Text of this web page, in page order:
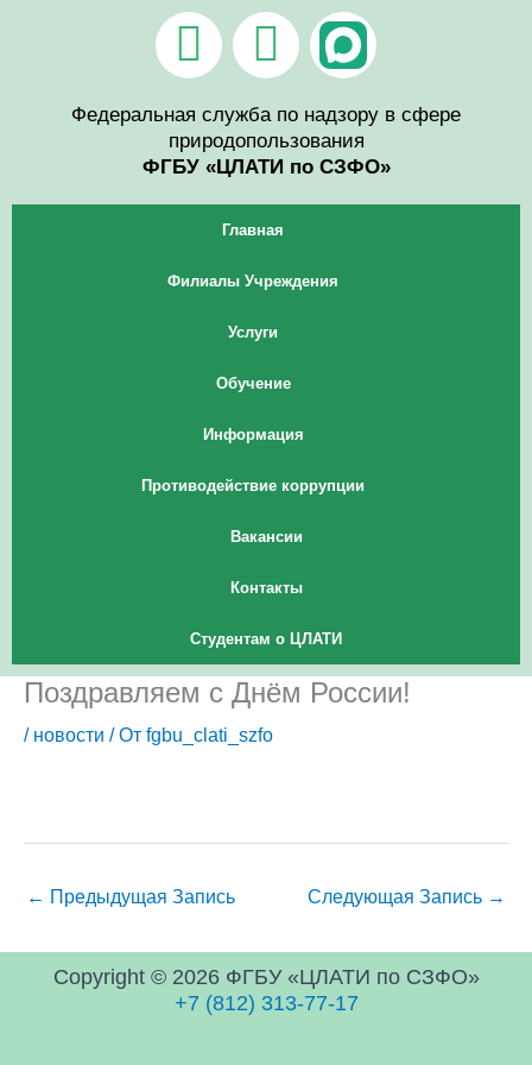
V
k
T
e
l
e
g
r
a
m
Федеральная служба по надзору в сфере
природопользования
ФГБУ «ЦЛАТИ по СЗФО»
Главная
Филиалы Учреждения
Услуги
Обучение
Информация
Противодействие коррупции
Вакансии
Контакты
Студентам о ЦЛАТИ
Поздравляем с Днём России!
/ новости / От fgbu_clati_szfo
← Предыдущая Запись Следующая Запись →
Copyright © 2026 ФГБУ «ЦЛАТИ по СЗФО»
+7 (812) 313-77-17